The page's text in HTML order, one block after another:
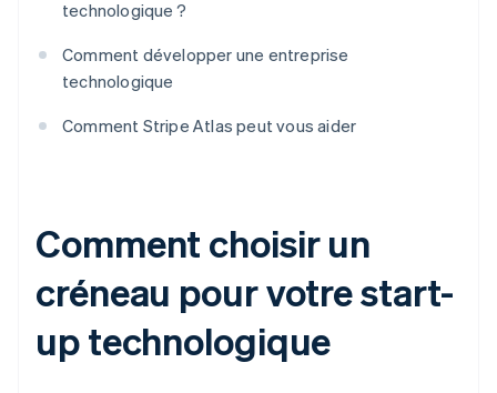
technologique ?
Comment développer une entreprise
technologique
Comment Stripe Atlas peut vous aider
Comment choisir un
créneau pour votre start-
up technologique